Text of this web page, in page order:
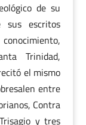
de su
sus escritos
Trinidad,
el mismo
entre
Contra
y tres